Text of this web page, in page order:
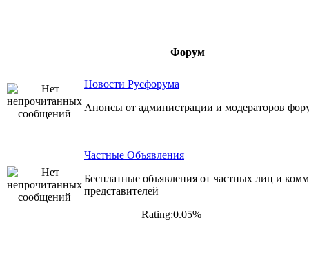
Форум
Новости Русфорума
Анонсы от администрации и модераторов
Частные Объявления
Бесплатные объявления от частных лиц и
представителей
Rating:0.05%